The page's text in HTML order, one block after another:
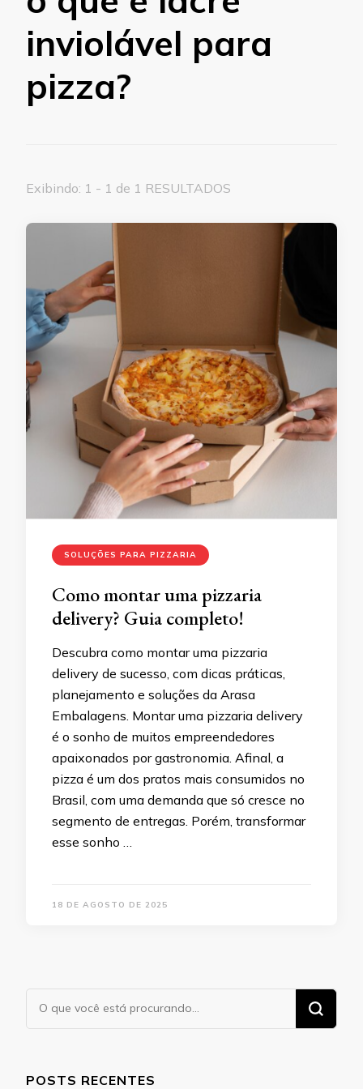
inviolável para
pizza?
Exibindo: 1 - 1 de 1 RESULTADOS
SOLUÇÕES PARA PIZZARIA
Como montar uma pizzaria
delivery? Guia completo!
Descubra como montar uma pizzaria
delivery de sucesso, com dicas práticas,
planejamento e soluções da Arasa
Embalagens. Montar uma pizzaria delivery
é o sonho de muitos empreendedores
apaixonados por gastronomia. Afinal, a
pizza é um dos pratos mais consumidos no
Brasil, com uma demanda que só cresce no
segmento de entregas. Porém, transformar
esse sonho …
18 DE AGOSTO DE 2025
Procurando
algo?
POSTS RECENTES